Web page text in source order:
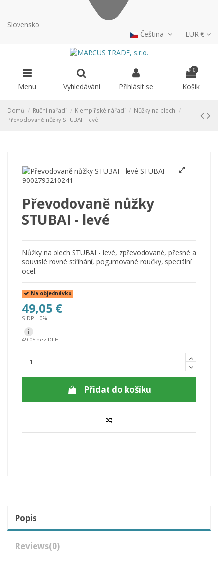
Slovensko
Čeština
EUR €
Menu Vyhledávání Přihlásit se
0
Košík
Domů Ruční nářadí Klempířské nářadí
Nůžky na plech
Převodovaně nůžky STUBAI - levé
Převodovaně nůžky
STUBAI - levé
Nůžky na plech STUBAI - levé, zpřevodované, přesné a
souvislé rovné stříhání, pogumované roučky, speciální
ocel.
Na objednávku
49,05 €
S DPH 0%
i
49.05 bez DPH
Přidat do košíku
Popis
Reviews(0)